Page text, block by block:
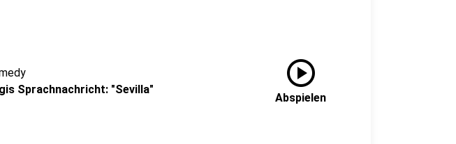
Sprachnachricht: "Sevilla"
play_circle
Abspielen